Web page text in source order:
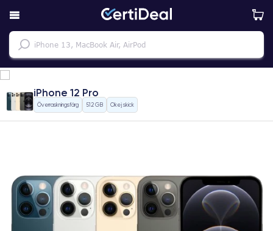
iPhone 12 Pro
Överraskningsfärg 512 GB Okej skick